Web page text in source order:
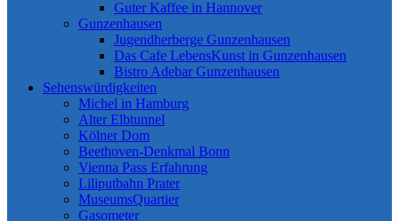
Guter Kaffee in Hannover
Gunzenhausen
Jugendherberge Gunzenhausen
Das Cafe LebensKunst in Gunzenhausen
Bistro Adebar Gunzenhausen
Sehenswürdigkeiten
Michel in Hamburg
Alter Elbtunnel
Kölner Dom
Beethoven-Denkmal Bonn
Vienna Pass Erfahrung
Liliputbahn Prater
MuseumsQuartier
Gasometer